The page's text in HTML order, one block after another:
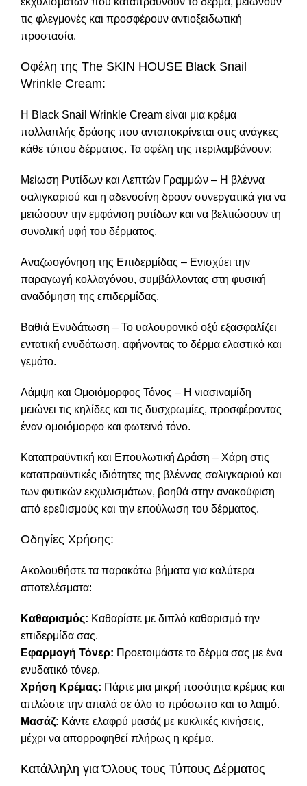
τις φλεγμονές και προσφέρουν αντιοξειδωτική
προστασία.
Οφέλη της The SKIN HOUSE Black Snail
Wrinkle Cream:
Η Black Snail Wrinkle Cream είναι μια κρέμα
πολλαπλής δράσης που ανταποκρίνεται στις ανάγκες
κάθε τύπου δέρματος. Τα οφέλη της περιλαμβάνουν:
Μείωση Ρυτίδων και Λεπτών Γραμμών – Η βλέννα
σαλιγκαριού και η αδενοσίνη δρουν συνεργατικά για να
μειώσουν την εμφάνιση ρυτίδων και να βελτιώσουν τη
συνολική υφή του δέρματος.
Αναζωογόνηση της Επιδερμίδας – Ενισχύει την
παραγωγή κολλαγόνου, συμβάλλοντας στη φυσική
αναδόμηση της επιδερμίδας.
Βαθιά Ενυδάτωση – Το υαλουρονικό οξύ εξασφαλίζει
εντατική ενυδάτωση, αφήνοντας το δέρμα ελαστικό και
γεμάτο.
Λάμψη και Ομοιόμορφος Τόνος – Η νιασιναμίδη
μειώνει τις κηλίδες και τις δυσχρωμίες, προσφέροντας
έναν ομοιόμορφο και φωτεινό τόνο.
Καταπραϋντική και Επουλωτική Δράση – Χάρη στις
καταπραϋντικές ιδιότητες της βλέννας σαλιγκαριού και
των φυτικών εκχυλισμάτων, βοηθά στην ανακούφιση
από ερεθισμούς και την επούλωση του δέρματος.
Οδηγίες Χρήσης:
Ακολουθήστε τα παρακάτω βήματα για καλύτερα
αποτελέσματα:
Καθαρισμός: Καθαρίστε με διπλό καθαρισμό την
επιδερμίδα σας.
Εφαρμογή Τόνερ: Προετοιμάστε το δέρμα σας με ένα
ενυδατικό τόνερ.
Χρήση Κρέμας: Πάρτε μια μικρή ποσότητα κρέμας και
απλώστε την απαλά σε όλο το πρόσωπο και το λαιμό.
Μασάζ: Κάντε ελαφρύ μασάζ με κυκλικές κινήσεις,
μέχρι να απορροφηθεί πλήρως η κρέμα.
Κατάλληλη για Όλους τους Τύπους Δέρματος